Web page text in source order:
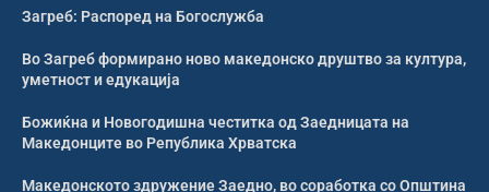
Загреб: Распоред на Богослужба
Во Загреб формирано ново македонско друштво за култура,
уметност и едукација
Божиќна и Новогодишна честитка од Заедницата на
Македонците во Република Хрватска
Македонското здружение Заедно, во соработка со Општина